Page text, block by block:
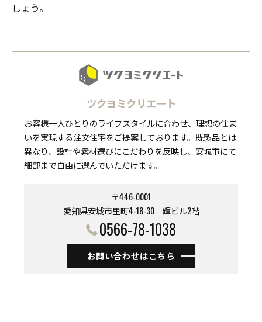
しょう。
ツクヨミクリエート
お客様一人ひとりのライフスタイルに合わせ、理想の住ま
いを実現する注文住宅をご提案しております。既製品とは
異なり、設計や素材選びにこだわりを反映し、安城市にて
細部まで自由に選んでいただけます。
〒446-0001
愛知県安城市里町4-18-30 ​​​​​​​輝ビル2階
0566-78-1038
お問い合わせはこちら